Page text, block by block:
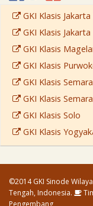
GKI Klasis Jakarta
GKI Klasis Jakarta
GKI Klasis
GKI Klasis
GKI Klasis
GKI Klasis
GKI Klasis Solo
GKI Klasis
©2014 GKI Sinode
Tengah, Indonesia.
Pengembang